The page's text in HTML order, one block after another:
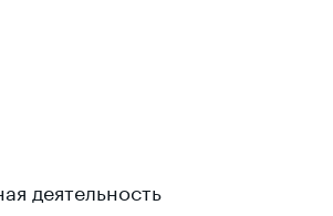
деятельность